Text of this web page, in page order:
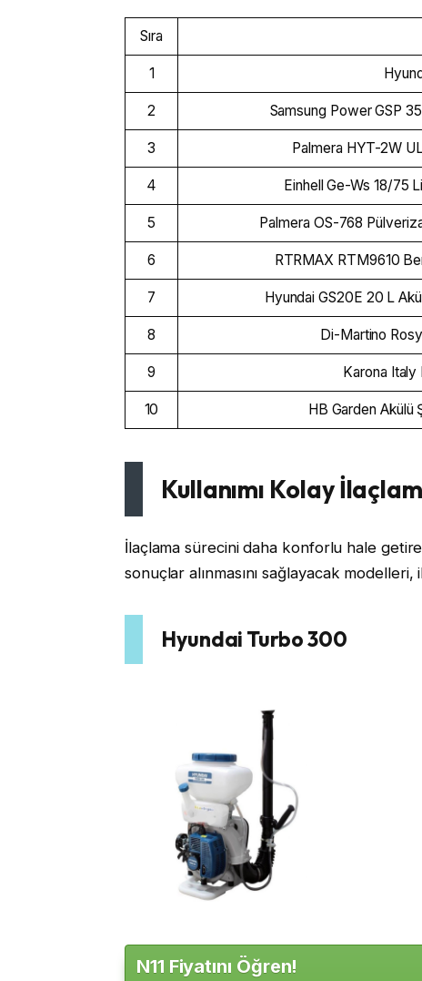
Sıra
1
2 Samsung Power GSP
3 Palmera HYT-2W
4 Einhell Ge-Ws 18/75
5 Palmera OS-768
6 RTRMAX RTM9610
7 Hyundai GS20E 20 L
8 Di-Martino
9 Karona Italy
10 HB Garden Akülü
Kullanımı Kolay
İlaçlama sürecini daha konforlu hale
sonuçlar alınmasını sağlayacak
Hyundai Turbo 300
N11 Fiyatını Öğren!